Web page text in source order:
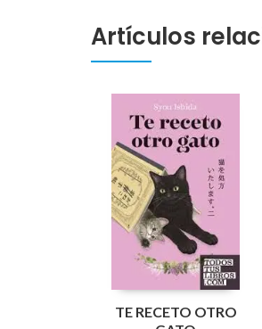
Artículos
TE RECETO OTRO